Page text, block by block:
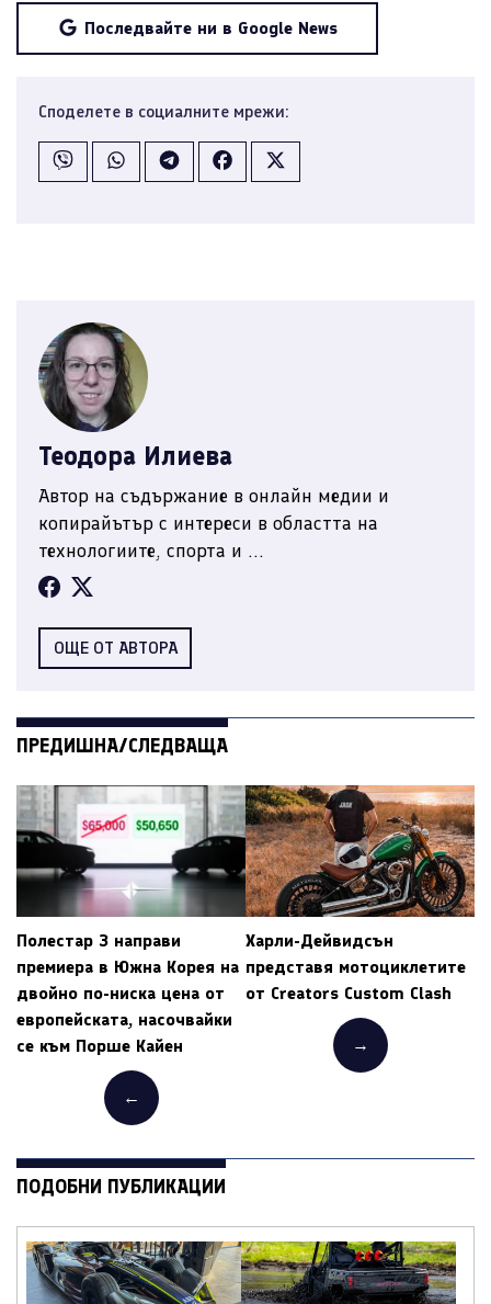
Последвайте ни в Google News
Споделете в социалните мрежи:
Теодора Илиева
Автор на съдържание в онлайн медии и
копирайътър с интереси в областта на
технологиите, спорта и ...
ОЩЕ ОТ АВТОРА
ПРЕДИШНА/СЛЕДВАЩА
Полестар 3 направи
премиера в Южна Корея на
двойно по-ниска цена от
европейската, насочвайки
се към Порше Кайен
←
Харли-Дейвидсън
представя мотоциклетите
от Creators Custom Clash
→
ПОДОБНИ ПУБЛИКАЦИИ